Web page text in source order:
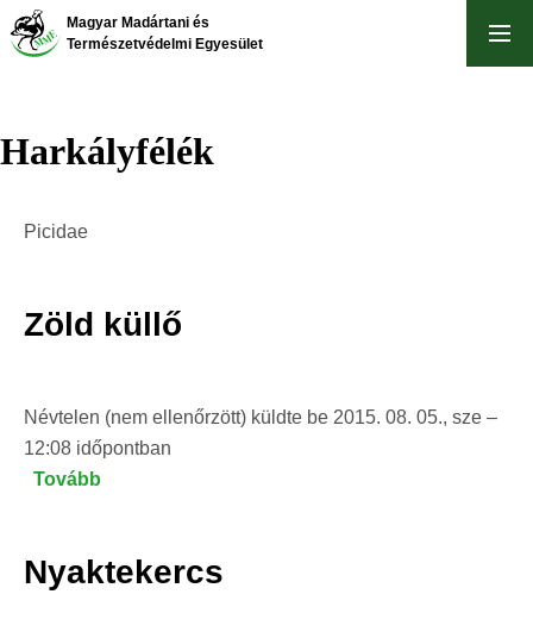
Ugrás
Magyar Madártani és
Természetvédelmi Egyesület
Harkályfélék
Picidae
Zöld küllő
Névtelen (nem ellenőrzött) küldte be 2015. 08. 05., sze –
12:08 időpontban
Tovább
Nyaktekercs